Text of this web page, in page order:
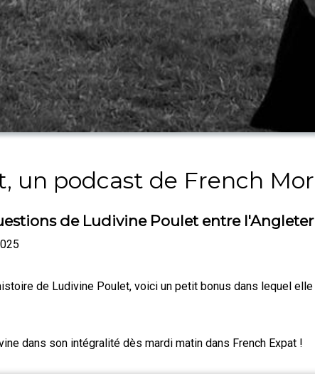
un podcast de French
de Ludivine Poulet entre
de Ludivine Poulet, voici un petit bonus dans lequel
dans son intégralité dès mardi matin dans French Expat !